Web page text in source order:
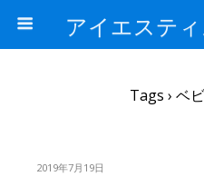
Tags › ベ
2019年7月19日